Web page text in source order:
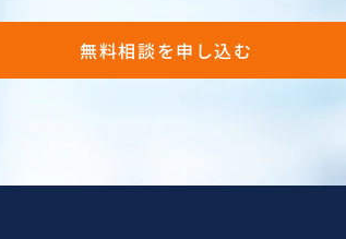
無料相談を申し込む